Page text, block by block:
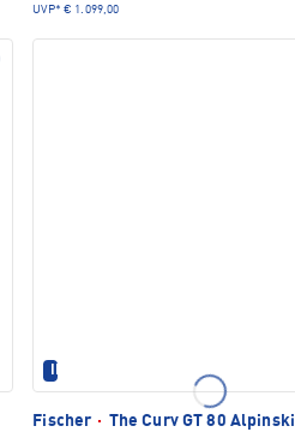
UVP* € 1.099,00
Fischer · The Curv GT 80 Alpinski